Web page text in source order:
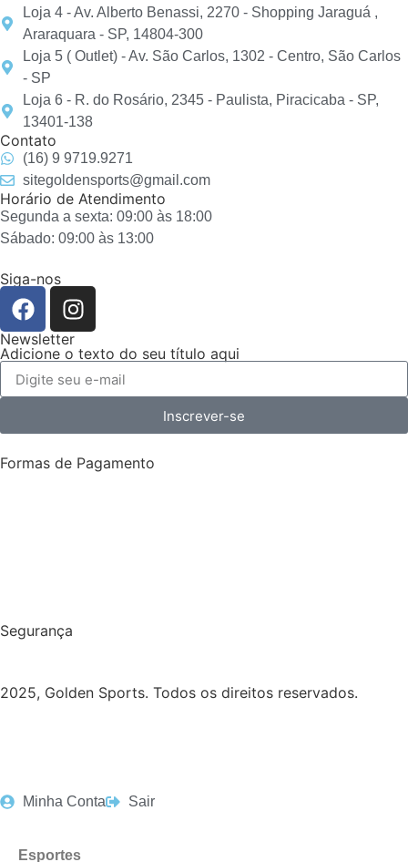
Loja 4 - Av. Alberto Benassi, 2270 - Shopping Jaraguá ,
Araraquara - SP, 14804-300
Loja 5 ( Outlet) - Av. São Carlos, 1302 - Centro, São Carlos
- SP
Loja 6 - R. do Rosário, 2345 - Paulista, Piracicaba - SP,
13401-138
Contato
(16) 9 9719.9271
sitegoldensports@gmail.com
Horário de Atendimento
Segunda a sexta: 09:00 às 18:00
Sábado: 09:00 às 13:00
Siga-nos
Newsletter
Adicione o texto do seu título aqui
Inscrever-se
Formas de Pagamento
Segurança
2025, Golden Sports. Todos os direitos reservados.
Minha Conta Sair
Esportes